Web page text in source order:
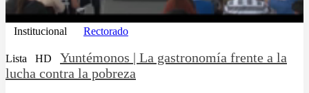
Institucional Rectorado
Lista HD
Yuntémonos | La gastronomía frente a la
lucha contra la pobreza